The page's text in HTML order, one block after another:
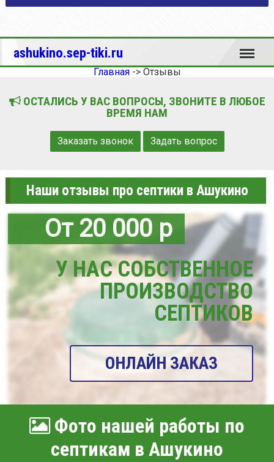
ashukino.sep-tiki.ru Меню
Главная-> Отзывы
ОСТАЛИСЬ У ВАС ВОПРОСЫ, ЗВОНИТЕ В ЛЮБОЕ
ВРЕМЯ НАМ
Заказать звонок Задать вопрос
Наши отзывы про септики в Ашукино
От 20 000 р
У НАС СОБСТВЕННОЕ
ПРОИЗВОДСТВО
СЕПТИКОВ
ОНЛАЙН ЗАКАЗ
Фото нашей работы по
септикам в Ашукино